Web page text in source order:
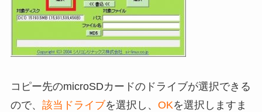
コピー先のmicroSDカードのドライブが選択できる
ので、 該当ドライブを選択し、 OKを選択しますま